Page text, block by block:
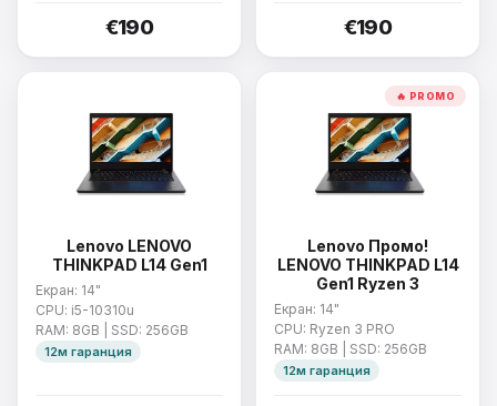
€190 €190
Lenovo LENOVO
THINKPAD L14 Gen1
Екран: 14"
CPU: i5-10310u
RAM: 8GB | SSD: 256GB
12м гаранция
🔥 PROMO
Lenovo Промо!
LENOVO THINKPAD L14
Gen1 Ryzen 3
Екран: 14"
CPU: Ryzen 3 PRO
RAM: 8GB | SSD: 256GB
12м гаранция